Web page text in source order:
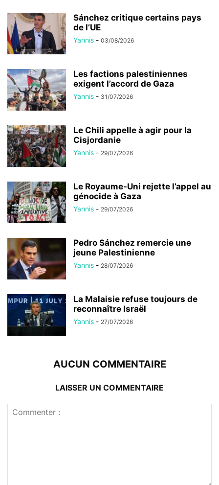
Sánchez critique certains pays
de l’UE
Yannis - 03/08/2026
Les factions palestiniennes
exigent l’accord de Gaza
Yannis - 31/07/2026
Le Chili appelle à agir pour la
Cisjordanie
Yannis - 29/07/2026
Le Royaume-Uni rejette l’appel au
génocide à Gaza
Yannis - 29/07/2026
Pedro Sánchez remercie une
jeune Palestinienne
Yannis - 28/07/2026
La Malaisie refuse toujours de
reconnaître Israël
Yannis - 27/07/2026
AUCUN COMMENTAIRE
LAISSER UN COMMENTAIRE